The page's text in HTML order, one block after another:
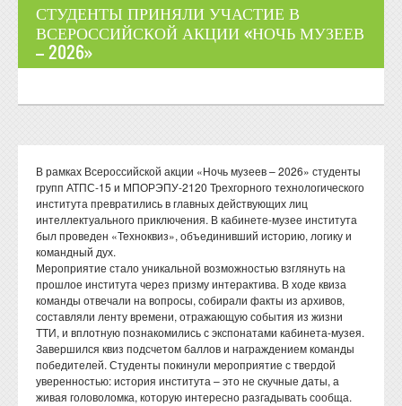
СТУДЕНТЫ ПРИНЯЛИ УЧАСТИЕ В
ВСЕРОССИЙСКОЙ АКЦИИ «НОЧЬ МУЗЕЕВ
– 2026»
В рамках Всероссийской акции «Ночь музеев – 2026» студенты
групп АТПС-15 и МПОРЭПУ-2120 Трехгорного технологического
института превратились в главных действующих лиц
интеллектуального приключения. В кабинете-музее института
был проведен «Техноквиз», объединивший историю, логику и
командный дух.
Мероприятие стало уникальной возможностью взглянуть на
прошлое института через призму интерактива. В ходе квиза
команды отвечали на вопросы, собирали факты из архивов,
составляли ленту времени, отражающую события из жизни
ТТИ, и вплотную познакомились с экспонатами кабинета-музея.
Завершился квиз подсчетом баллов и награждением команды
победителей. Студенты покинули мероприятие с твердой
уверенностью: история института – это не скучные даты, а
живая головоломка, которую интересно разгадывать сообща.